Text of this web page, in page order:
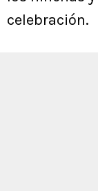
celebración.